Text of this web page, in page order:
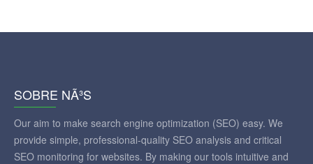
SOBRE NÃ³S
Our aim to make search engine optimization (SEO) easy. We
provide simple, professional-quality SEO analysis and critical
SEO monitoring for websites. By making our tools intuitive and